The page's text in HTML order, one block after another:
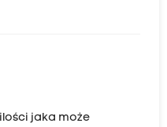
ilości jaka może